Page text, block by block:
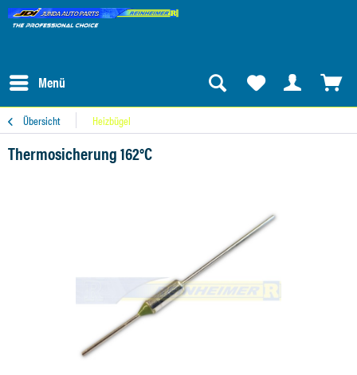
Menü
Übersicht Heizbügel
Thermosicherung 162°C